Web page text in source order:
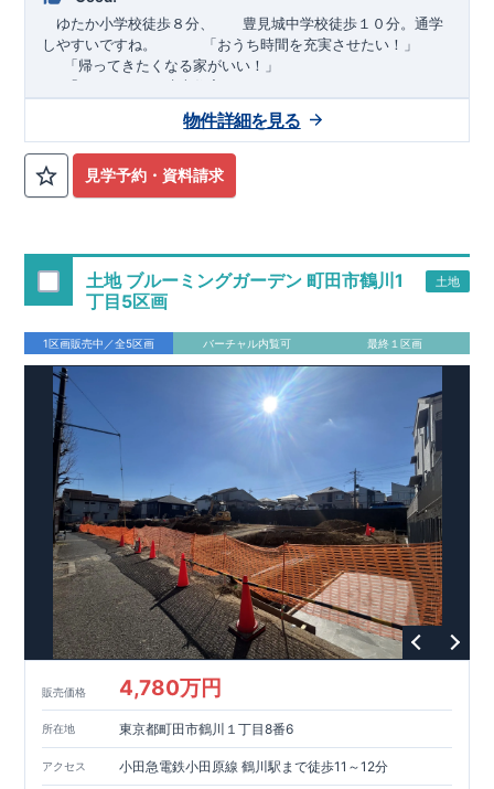
ゆたか小学校徒歩８分、 豊見城中学校徒歩１０分。通学
しやすいですね。
「おうち時間を充実させたい！」
「帰ってきたくなる家がいい！」
「おしゃれなら建売住宅もありかも！」
TEL:098-860-2201（火・水曜日定休日、年末年始休み）
■オプションではありません！全棟標準搭載
ム・ガス衣類乾燥機・食洗器・宅配ボックス・玄関電子キー・
成材にヒノキを使用しております！
■長期優良住宅もっと詳しく
「いい家を作って、きちんと手
7つの厳しい技術基準をクリアした物件だけが認定を受けられる
長期優良住宅。
長期優良住宅として認定を受けるためには、国が定めた下記7つ
の技術基準をクリアする必要があります。東栄住宅は全棟でク
リア！①耐震性②劣化対策③維持管理性④住戸面積⑤省エネル
ギー性⑥居住環境⑦維持保全管理
そのほかの魅力として、住宅ローン金利優遇、固定資産税の減
税、中古市場での売却時にも有利です。
住宅性能評価ダブル
取得
「設計」と「建設」のダブルで性
能を評価されています！図面を第三者機関へ提出します。外部
評価委員が建設中に3回、竣工時に1回の現場検査が行われま
す。構造の安定、劣化の軽減、維持管理への配慮、温熱環境・
エネルギー消費量（断熱等性能）の必須4分野、空気環境で、最
高等級取得！ ■ 耐震等級3 もっと詳しく 東栄住宅の建物
は、国が定めた耐震最高等級3を取得。建築基準法に定められ
た、｢数百年に一度発生する地震に対して、倒壊、崩壊しない｣
という基準から、さらに1.5倍の耐震力を達成しています。
風等級2 災害時の損傷の受けにくさを評価されています。建築
1.2倍の暴風に対しても損傷を生じないことで耐風最高等級
取得しています。 ■自社一貫体制もっと詳しく 東栄住宅は土
地の仕入れ、設計、施工、販売、メンテナンスまで、すべての
プロセスに携わっています。 ■ アフターサポート
快適に暮らすことができる住宅の品質を長期にわたり
当社こだわりの空間アイディアをショート動画で
ご紹介しています。ここをクリック
見学予約・資料請求
物件詳細を見る
土地 ブルーミングガーデン 町田市鶴川1
丁目5区画
土地
1区画販売中／全5区画 バーチャル内覧可 最終１区画
販売価格 4,780万円
所在地 東京都町田市鶴川１丁目8番6
アクセス 小田急電鉄小田原線 鶴川駅まで徒歩11～12分